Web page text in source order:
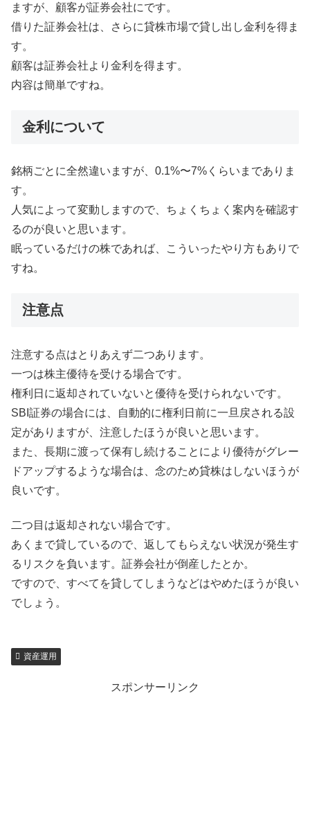
ますが、顧客が証券会社にです。
借りた証券会社は、さらに貸株市場で貸し出し金利を得ま
す。
顧客は証券会社より金利を得ます。
内容は簡単ですね。
金利について
銘柄ごとに全然違いますが、0.1%〜7%くらいまでありま
す。
人気によって変動しますので、ちょくちょく案内を確認す
るのが良いと思います。
眠っているだけの株であれば、こういったやり方もありで
すね。
注意点
注意する点はとりあえず二つあります。
一つは株主優待を受ける場合です。
権利日に返却されていないと優待を受けられないです。
SBI証券の場合には、自動的に権利日前に一旦戻される設
定がありますが、注意したほうが良いと思います。
また、長期に渡って保有し続けることにより優待がグレー
ドアップするような場合は、念のため貸株はしないほうが
良いです。
二つ目は返却されない場合です。
あくまで貸しているので、返してもらえない状況が発生す
るリスクを負います。証券会社が倒産したとか。
ですので、すべてを貸してしまうなどはやめたほうが良い
でしょう。
資産運用
スポンサーリンク